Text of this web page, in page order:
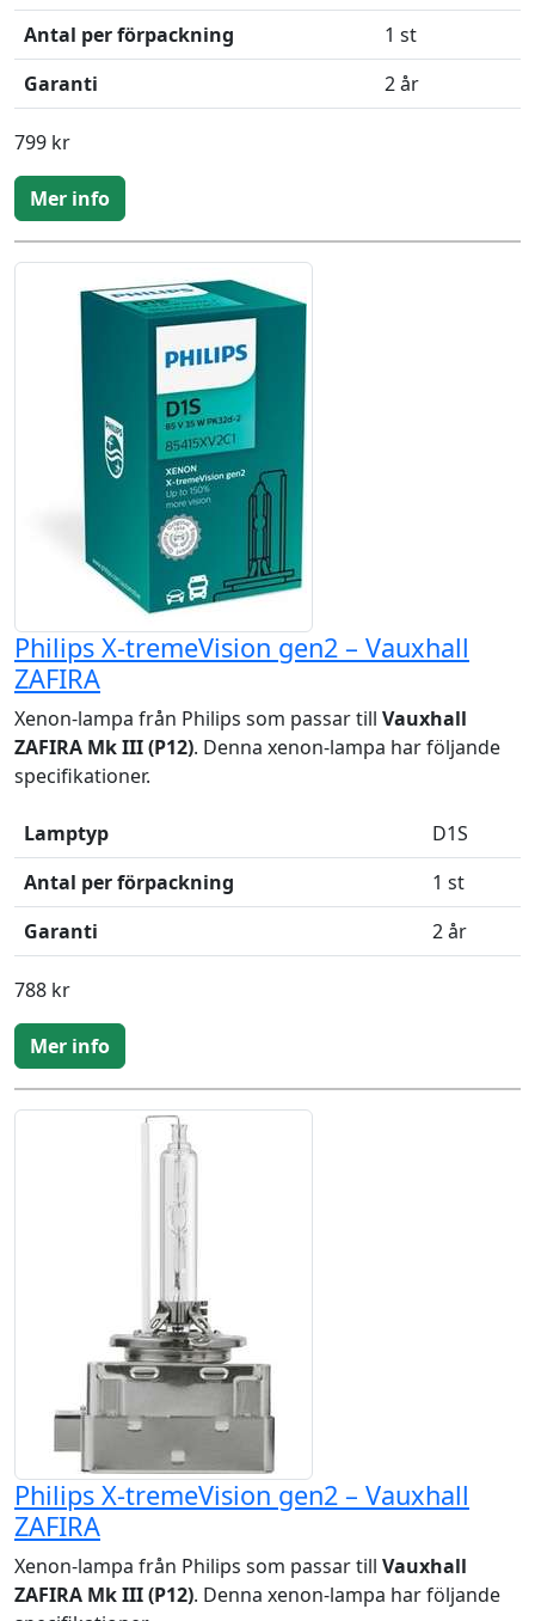
Antal per förpackning
1 st
Garanti
2 år
799 kr
Mer info
Philips X-tremeVision gen2 – Vauxhall
ZAFIRA
Xenon-lampa från Philips som passar till Vauxhall
ZAFIRA Mk III (P12). Denna xenon-lampa har följande
specifikationer.
Lamptyp
D1S
Antal per förpackning
1 st
Garanti
2 år
788 kr
Mer info
Philips X-tremeVision gen2 – Vauxhall
ZAFIRA
Xenon-lampa från Philips som passar till Vauxhall
ZAFIRA Mk III (P12). Denna xenon-lampa har följande